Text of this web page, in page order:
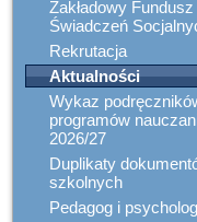
Zakładowy Fundusz
Świadczeń
Rekrutacja
Aktualności
Wykaz
programów
2026/27
Duplikaty
szkolnych
Pedagog i psycholog